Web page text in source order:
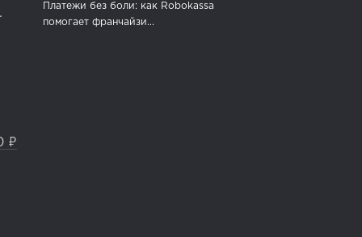
.
Платежи без боли: как Robokassa
помогает франчайзи...
₽